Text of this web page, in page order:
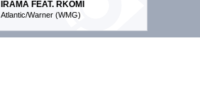
IRAMA FEAT. RKOMI
Atlantic/Warner (WMG)